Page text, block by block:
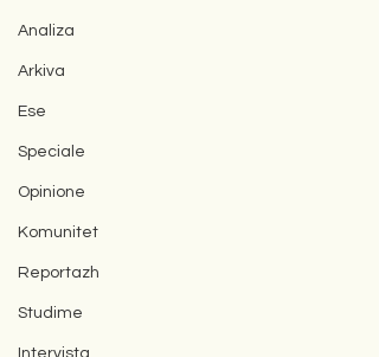
Analiza
Arkiva
Ese
Speciale
Opinione
Komunitet
Reportazh
Studime
Intervista